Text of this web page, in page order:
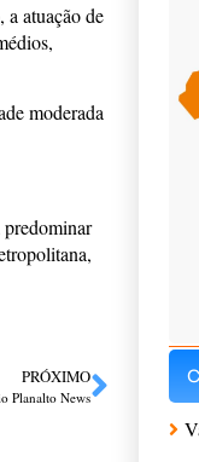
atuação de
moderada
predominar
PRÓXIMO
Planalto News